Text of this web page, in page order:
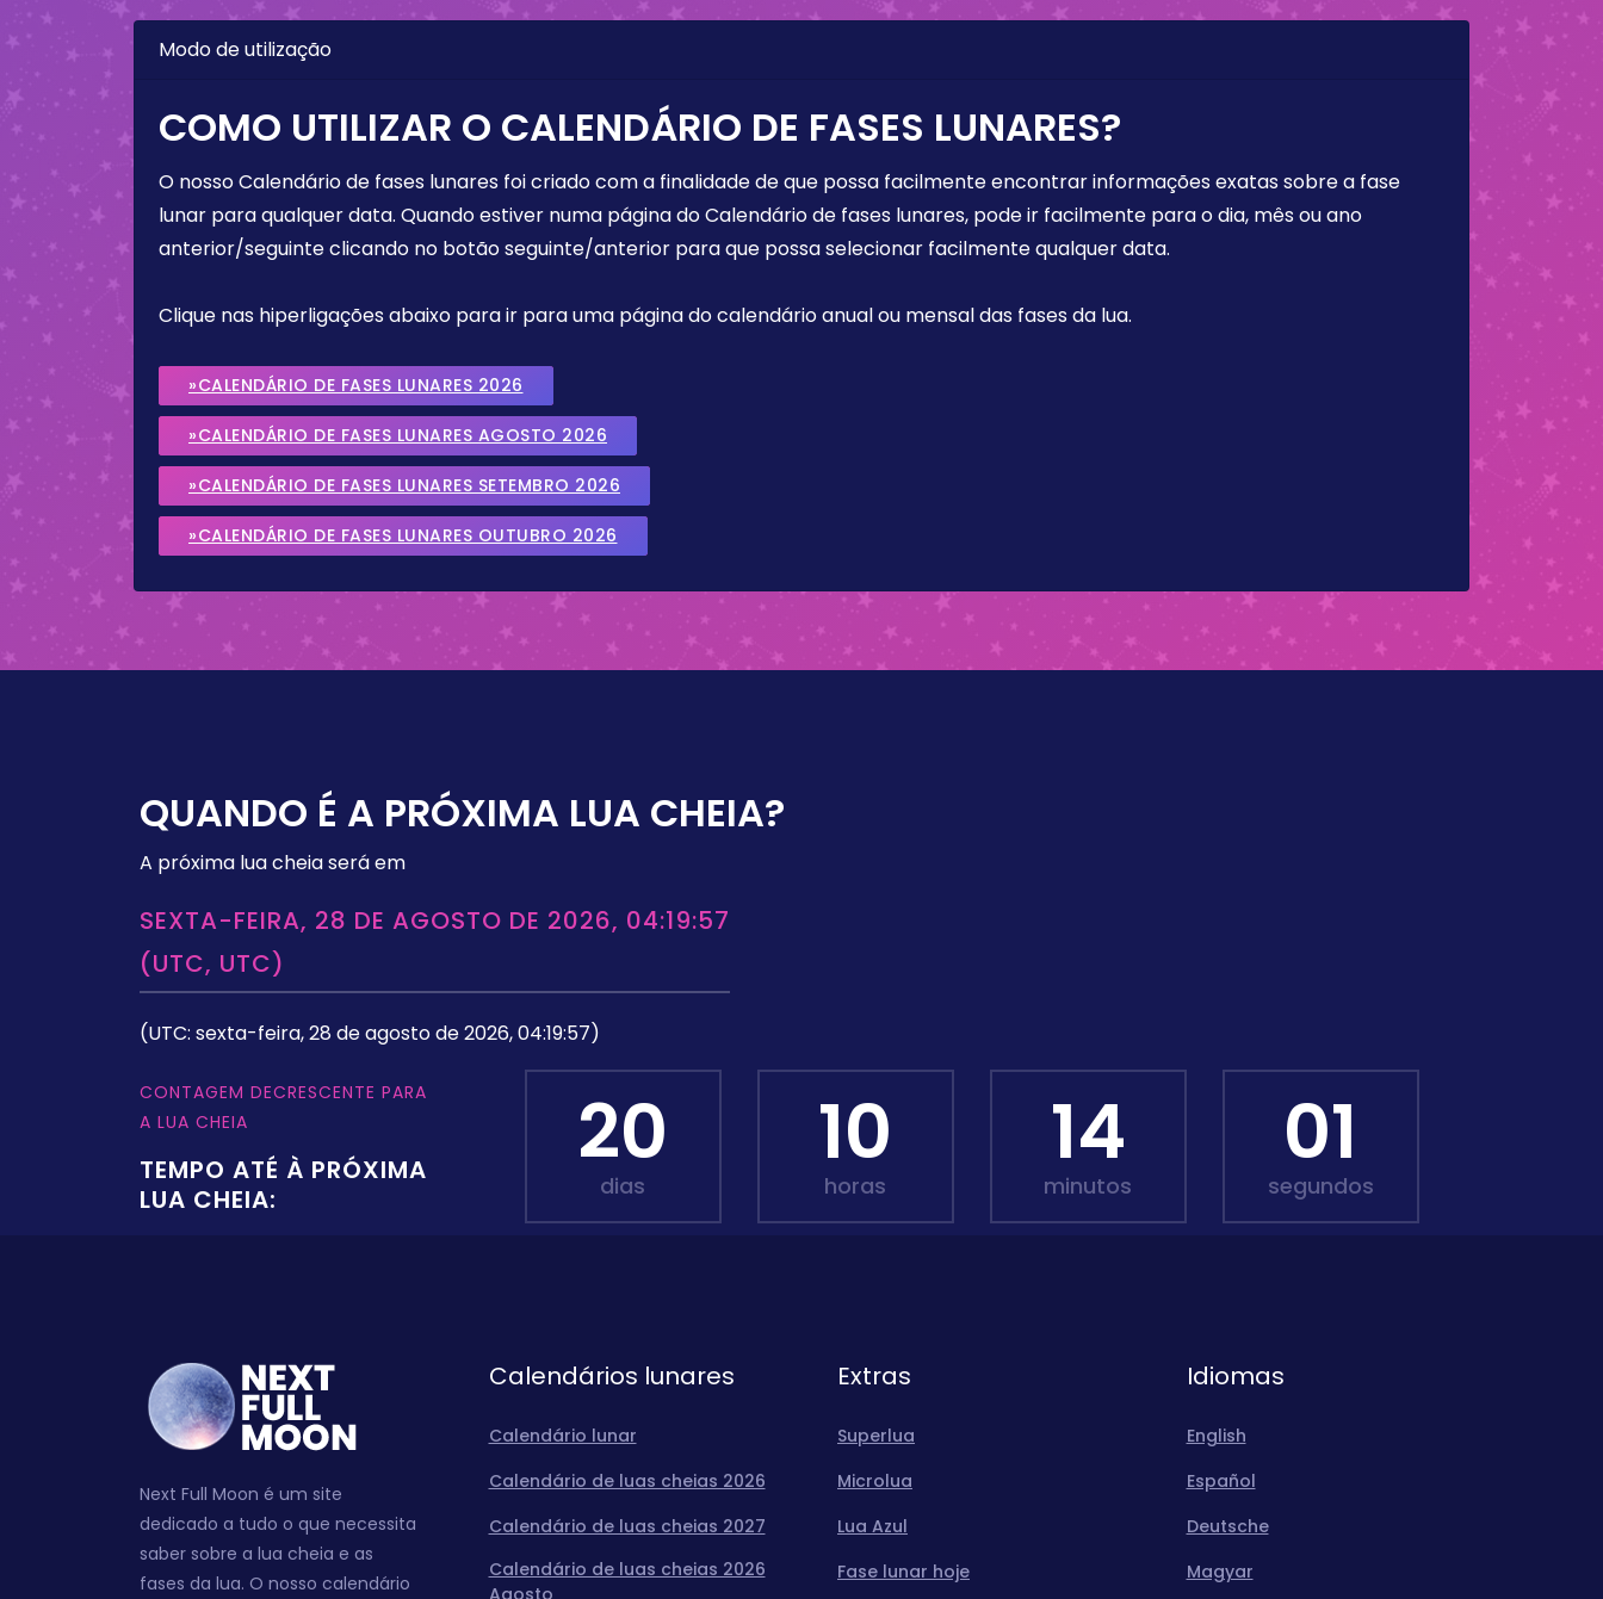
Modo de utilização
COMO UTILIZAR O CALENDÁRIO DE FASES LUNARES?
O nosso Calendário de fases lunares foi criado com a finalidade de que possa facilmente encontrar informações exatas sobre a fase
lunar para qualquer data. Quando estiver numa página do Calendário de fases lunares, pode ir facilmente para o dia, mês ou ano
anterior/seguinte clicando no botão seguinte/anterior para que possa selecionar facilmente qualquer data.
Clique nas hiperligações abaixo para ir para uma página do calendário anual ou mensal das fases da lua.
»CALENDÁRIO DE FASES LUNARES 2026
»CALENDÁRIO DE FASES LUNARES AGOSTO 2026
»CALENDÁRIO DE FASES LUNARES SETEMBRO 2026
»CALENDÁRIO DE FASES LUNARES OUTUBRO 2026
QUANDO É A PRÓXIMA LUA CHEIA?
A próxima lua cheia será em
SEXTA-FEIRA, 28 DE AGOSTO DE 2026, 04:19:57
(UTC, UTC)
(UTC: sexta-feira, 28 de agosto de 2026, 04:19:57)
CONTAGEM DECRESCENTE PARA
A LUA CHEIA
TEMPO ATÉ À PRÓXIMA
LUA CHEIA:
20
dias
10
horas
14
minutos
00
segundos
Next Full Moon é um site
dedicado a tudo o que necessita
saber sobre a lua cheia e as
fases da lua. O nosso calendário
Calendários lunares
Calendário lunar
Calendário de luas cheias 2026
Calendário de luas cheias 2027
Calendário de luas cheias 2026
Agosto
Extras
Superlua
Microlua
Lua Azul
Fase lunar hoje
Idiomas
English
Español
Deutsche
Magyar